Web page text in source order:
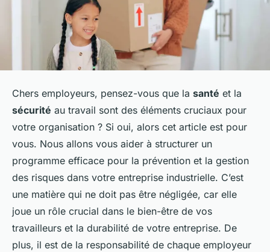
Chers employeurs, pensez-vous que la santé et la
sécurité au travail sont des éléments cruciaux pour
votre organisation ? Si oui, alors cet article est pour
vous. Nous allons vous aider à structurer un
programme efficace pour la prévention et la gestion
des risques dans votre entreprise industrielle. C’est
une matière qui ne doit pas être négligée, car elle
joue un rôle crucial dans le bien-être de vos
travailleurs et la durabilité de votre entreprise. De
plus, il est de la responsabilité de chaque employeur